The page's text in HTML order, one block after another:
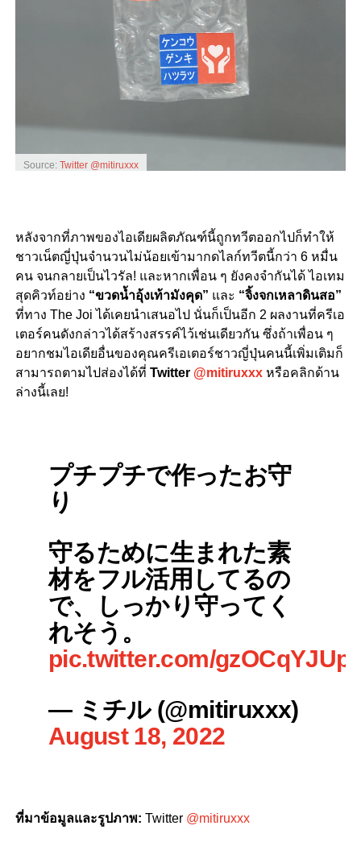
Source: Twitter @mitiruxxx
หลังจากที่ภาพของไอเดียผลิตภัณฑ์นี้ถูกทวีตออกไปก็ทำให้
ชาวเน็ตญี่ปุ่นจำนวนไม่น้อยเข้ามากดไลก์ทวีตนี้กว่า 6 หมื่น
คน จนกลายเป็นไวรัล! และหากเพื่อน ๆ ยังคงจำกันได้ ไอเทม
สุดคิวท์อย่าง “ขวดน้ำอุ้งเท้ามังคุด” และ “จิ้งจกเหลาดินสอ”
ที่ทาง The Joiได้เคยนำเสนอไป นั่นก็เป็นอีก 2 ผลงานที่ครีเอ
เตอร์คนดังกล่าวได้สร้างสรรค์ไว้เช่นเดียวกัน ซึ่งถ้าเพื่อน ๆ
อยากชมไอเดียอื่นของคุณครีเอเตอร์ชาวญี่ปุ่นคนนี้เพิ่มเติมก็
สามารถตามไปส่องได้ที่ Twitter @mitiruxxx หรือคลิกด้าน
ล่างนี้เลย!
プチプチで作ったお守
り
守るために生まれた素
材をフル活用してるの
で、しっかり守ってく
れそう。
pic.twitter.com/gzOCqYJUpz
— ミチル (@mitiruxxx)
August 18, 2022
ที่มาข้อมูลและรูปภาพ: Twitter @mitiruxxx